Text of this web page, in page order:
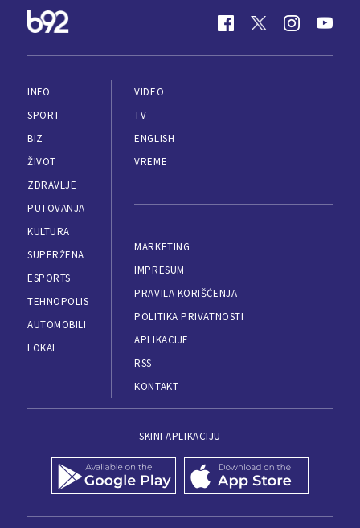
INFO
SPORT
BIZ
ŽIVOT
ZDRAVLJE
PUTOVANJA
KULTURA
SUPERŽENA
ESPORTS
TEHNOPOLIS
AUTOMOBILI
LOKAL
VIDEO
TV
ENGLISH
VREME
MARKETING
IMPRESUM
PRAVILA KORIŠĆENJA
POLITIKA PRIVATNOSTI
APLIKACIJE
RSS
KONTAKT
SKINI APLIKACIJU